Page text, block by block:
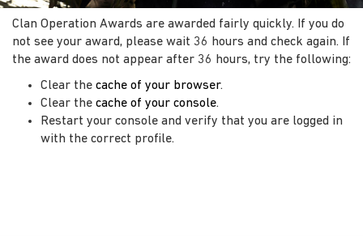
Clan Operation Awards are awarded fairly quickly. If you do
not see your award, please wait 36 hours and check again. If
the award does not appear after 36 hours, try the following:
Clear the cache of your browser.
Clear the cache of your console.
Restart your console and verify that you are logged in
with the correct profile.